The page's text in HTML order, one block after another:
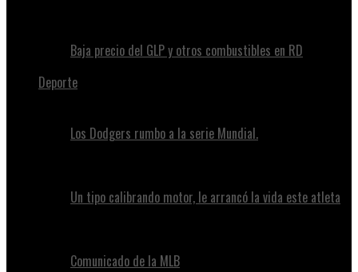
Baja precio del GLP y otros combustibles en RD
Deporte
Los Dodgers rumbo a la serie Mundial.
Un tipo calibrando motor, le arrancó la vida este atleta
Comunicado de la MLB